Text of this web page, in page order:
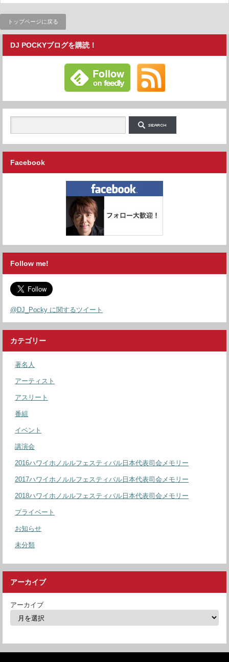
トップページに戻る
DJ POCKYブログを購読！
Facebook
Follow me!
@DJ_Pocky に関するツイート
カテゴリー
著名人
アーティスト
アスリート
番組
イベント
講演会
2016ハワイホノルルフェスティバル日本代表司会メモリー
2017ハワイホノルルフェスティバル日本代表司会メモリー
2018ハワイホノルルフェスティバル日本代表司会メモリー
プライベート
お知らせ
未分類
アーカイブ
アーカイブ